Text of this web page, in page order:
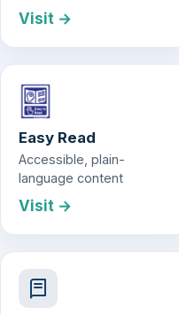
Visit →
Easy Read
Accessible, plain-
language content
Visit →